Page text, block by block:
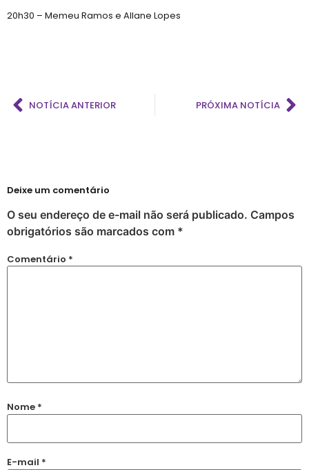
20h30 – Memeu Ramos e Allane Lopes
NOTÍCIA ANTERIOR PRÓXIMA NOTÍCIA
Deixe um comentário
O seu endereço de e-mail não será publicado. Campos
obrigatórios são marcados com *
Comentário *
Nome *
E-mail *